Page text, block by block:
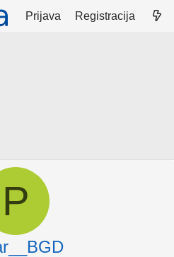
Prijava Registracija
P